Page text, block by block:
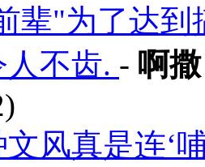
辈"为了达到
不齿. - 啊撒
风真是连‘